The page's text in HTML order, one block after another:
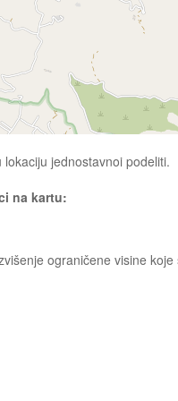
jednostavnoi podeliti.
na kartu:
ograničene visine